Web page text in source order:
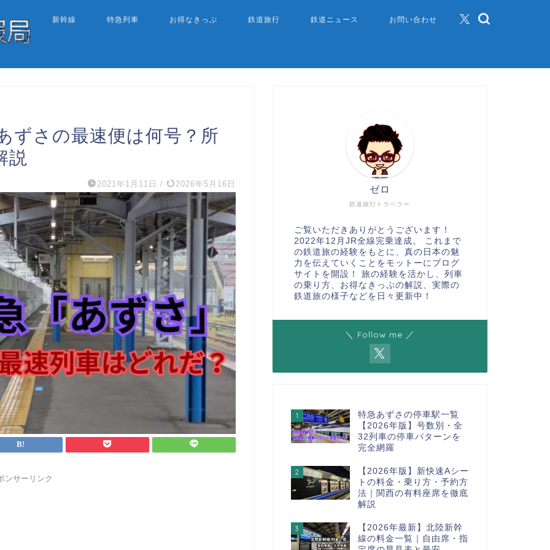
新幹線 特急列車 お得なきっぷ 鉄道旅行 鉄道ニュース お問い合わせ
ずさの最速便は何号？所
説
2021年1月11日 / 2026年5月16日
ンサーリンク
鉄道旅行トラベラー
ゼロ
ご覧いただきありがとうございます！
2022年12月JR全線完乗達成。 これまで
の鉄道旅の経験をもとに、真の日本の魅
力を伝えていくことをモットーにブログ
サイトを開設！ 旅の経験を活かし、列車
の乗り方、お得なきっぷの解説、実際の
鉄道旅の様子などを日々更新中！
＼ Follow me ／
1
特急あずさの停車駅一覧
【2026年版】号数別・全
32列車の停車パターンを
完全網羅
2
【2026年版】新快速Aシー
トの料金・乗り方・予約方
法｜関西の有料座席を徹底
解説
3
【2026年最新】北陸新幹
線の料金一覧｜自由席・指